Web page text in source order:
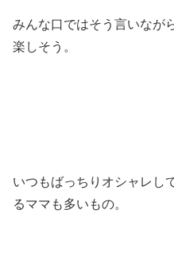
みんな口ではそう言いなが
楽しそう。
いつもばっちりオシャレし
るママも多いもの。